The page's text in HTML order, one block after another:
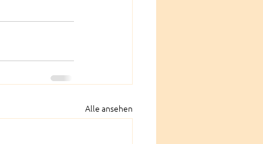
Alle ansehen